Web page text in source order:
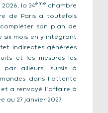
la 34ème chambre
de Paris a toutefois
son plan de
six mois en y intégrant
indirectes générées
et les mesures les
ailleurs, sursis à
dans l’attente
a renvoyé l’affaire à
au 27 janvier 2027.